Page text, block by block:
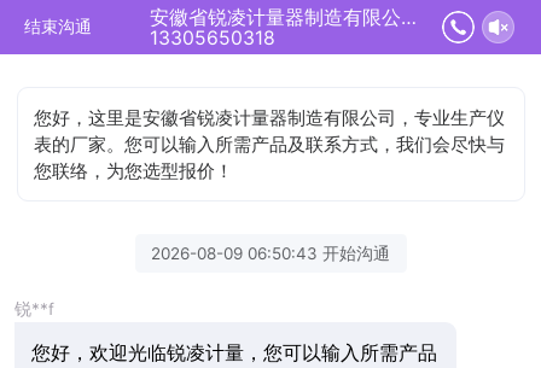
结束沟通
安徽省锐凌计量器制造有限公司正在为您服务
13305650318
您好，这里是安徽省锐凌计量器制造有限公司，专业生产仪
表的厂家。您可以输入所需产品及联系方式，我们会尽快与
您联络，为您选型报价！
2026-08-09 06:50:43 开始沟通
锐**f
您好，欢迎光临锐凌计量，您可以输入所需产品